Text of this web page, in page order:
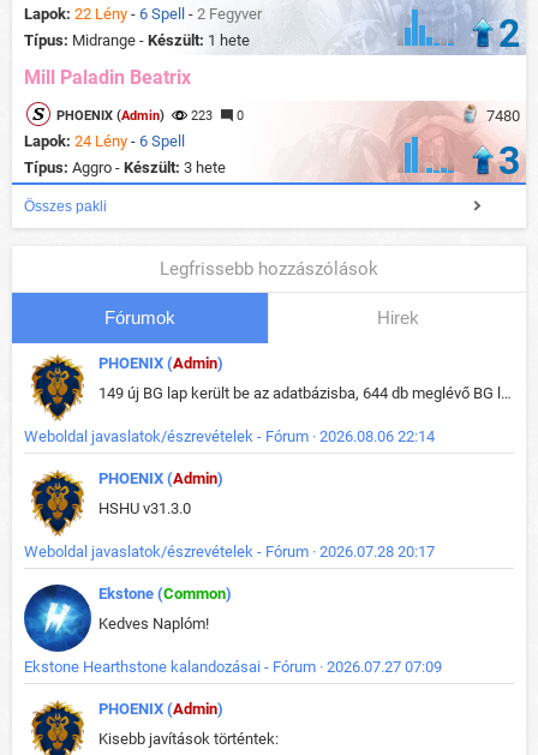
Lapok: 22 Lény - 6 Spell - 2 Fegyver
Típus: Midrange - Készült: 1 hete 2
Mill Paladin Beatrix
7480
PHOENIX (Admin) 223 0
Lapok: 24 Lény - 6 Spell
Típus: Aggro - Készült: 3 hete 3
Összes pakli
Legfrissebb hozzászólások
Fórumok Hirek
PHOENIX (Admin)
149 új BG lap került be az adatbázisba, 644 db meglévő BG lap módosult, bekerültek az új képek a megváltozott lapokhoz is.
Weboldal javaslatok/észrevételek - Fórum · 2026.08.06 22:14
PHOENIX (Admin)
HSHU v31.3.0
Weboldal javaslatok/észrevételek - Fórum · 2026.07.28 20:17
Ekstone (Common)
Kedves Naplóm!
Ekstone Hearthstone kalandozásai - Fórum · 2026.07.27 07:09
PHOENIX (Admin)
Kisebb javítások történtek: